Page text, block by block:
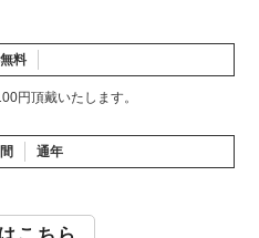
料
円頂戴いたします。
通年
こちら